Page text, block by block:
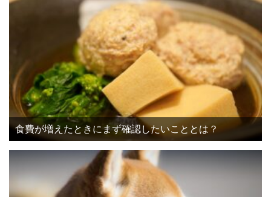
食費が増えたときにまず確認したいこととは？